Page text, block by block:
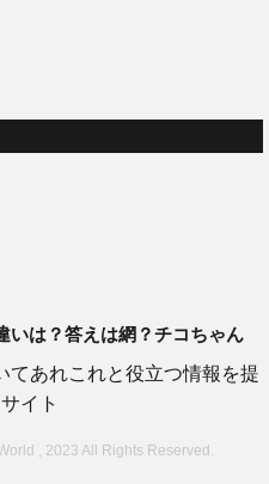
いは？答えは網？チコちゃん
てあれこれと役立つ情報を提
イト
, 2023 All Rights Reserved.